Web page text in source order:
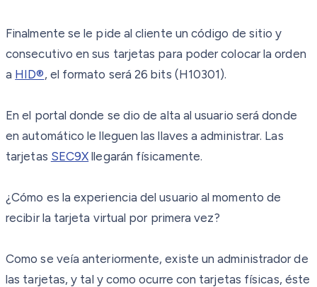
Finalmente se le pide al cliente un código de sitio y
consecutivo en sus tarjetas para poder colocar la orden
a HID®, el formato será 26 bits (H10301).
En el portal donde se dio de alta al usuario será donde
en automático le lleguen las llaves a administrar. Las
tarjetas SEC9X llegarán físicamente.
¿Cómo es la experiencia del usuario al momento de
recibir la tarjeta virtual por primera vez?
Como se veía anteriormente, existe un administrador de
las tarjetas, y tal y como ocurre con tarjetas físicas, éste